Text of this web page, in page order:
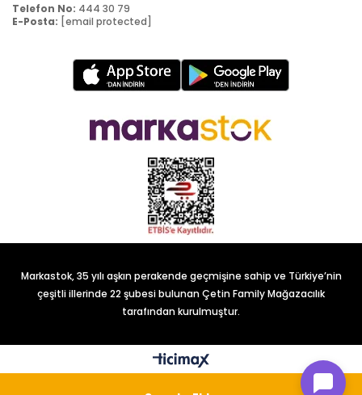
Telefon No: 444 30 79
E-Posta: [email protected]
Markastok, 35 yılı aşkın perakende geçmişine sahip ve Türkiye’nin
çeşitli illerinde 22 şubesi bulunan Çetin Family Mağazacılık
tarafından kurulmuştur.